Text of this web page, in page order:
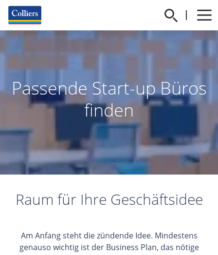
Passende Start-up Büros
finden
Raum für Ihre Geschäftsidee
Am Anfang steht die zündende Idee. Mindestens
genauso wichtig ist der Business Plan, das nötige